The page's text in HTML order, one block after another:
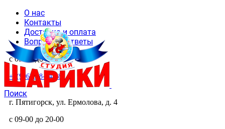
О нас
Контакты
Доставка и оплата
Вопросы и ответы
с 09-00 до 20-00
+7(906)468-44-48
Поиск
г. Пятигорск, ул. Ермолова, д. 4
с 09-00 до 20-00